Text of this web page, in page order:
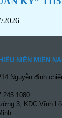
2026
NIÊN MIỀN
Nguyễn đình
3, KDC Vĩnh